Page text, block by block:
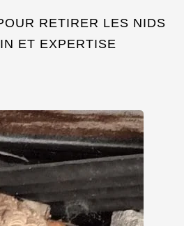
RETIRER LES NIDS
ET EXPERTISE